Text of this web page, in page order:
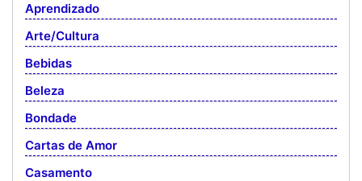
Aprendizado
Arte/Cultura
Bebidas
Beleza
Bondade
Cartas de Amor
Casamento